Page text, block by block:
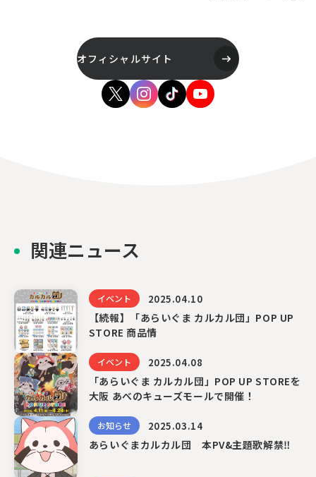
オフィシャルサイト
関連ニュース
イベント 2025.04.10
【続報】「あらいぐま カルカル団」POP UP
STORE 商品情
イベント 2025.04.08
「あらいぐま カルカル団」POP UP STOREを
大阪 あべのキューズモールで開催！
お知らせ 2025.03.14
あらいぐまカルカル団 本PV&主題歌解禁‼